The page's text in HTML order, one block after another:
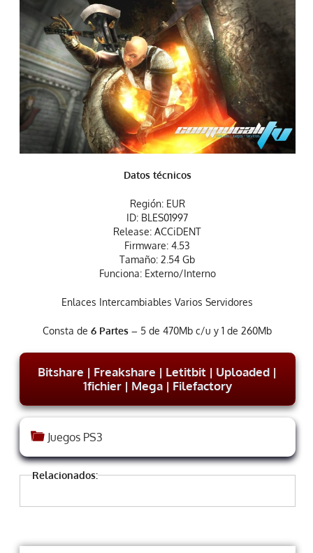
Datos técnicos
Región: EUR
ID: BLES01997
Release: ACCiDENT
Firmware: 4.53
Tamaño: 2.54 Gb
Funciona: Externo/Interno
Enlaces Intercambiables Varios Servidores
Consta de 6 Partes – 5 de 470Mb c/u y 1 de 260Mb
Bitshare | Freakshare | Letitbit | Uploaded |
1fichier| Mega| Filefactory
Juegos PS3
Relacionados: